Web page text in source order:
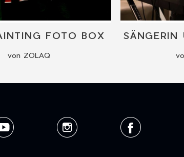
FOTO BOX
von ZOLAQ